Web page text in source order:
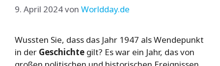
9. April 2024von Worldday.de
Wussten Sie, dass das Jahr 1947 als Wendepunkt
in der Geschichte gilt? Es war ein Jahr, das von